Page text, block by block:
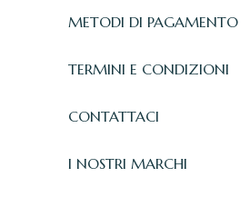
METODI DI PAGAMENTO
TERMINI E CONDIZIONI
CONTATTACI
I NOSTRI MARCHI